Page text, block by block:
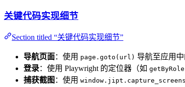
关键代码实现细节
Section titled “关键代码实现细节”
导航页面：使用 page.goto(url) 导航至应用中
登录：使用 Playwright 的定位器（如
捕获截图 ：使用